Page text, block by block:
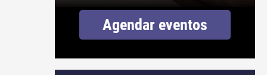
Agendar eventos